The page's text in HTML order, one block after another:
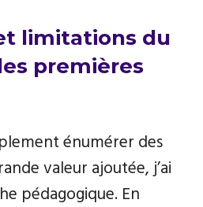
limitations du
premières
énumérer des
valeur ajoutée, j’ai
pédagogique. En